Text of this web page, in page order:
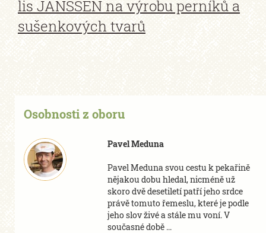
lis JANSSEN na výrobu perníků a
sušenkových tvarů
Osobnosti z oboru
Pavel Meduna
Pavel Meduna svou cestu k pekařině
nějakou dobu hledal, nicméně už
skoro dvě desetiletí patří jeho srdce
právě tomuto řemeslu, které je podle
jeho slov živé a stále mu voní. V
současné době ...